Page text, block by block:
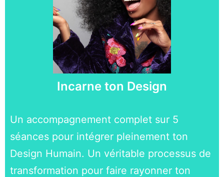
Incarne ton Design
Un accompagnement complet sur 5
séances pour intégrer pleinement ton
Design Humain. Un véritable processus de
transformation pour faire rayonner ton